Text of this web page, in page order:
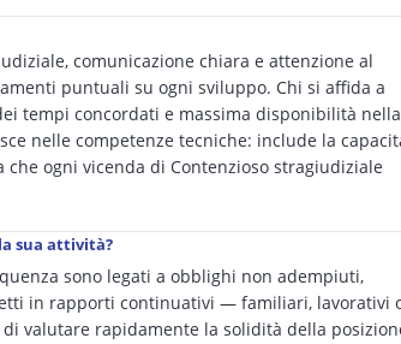
comunicazione chiara e attenzione al
puntuali su ogni sviluppo. Chi si affida a
tempi concordati e massima disponibilità nella
nelle competenze tecniche: include la
ogni vicenda di Contenzioso stragiudiziale
sua attività?
sono legati a obblighi non adempiuti,
in rapporti continuativi — familiari, lavorativi
valutare rapidamente la solidità della